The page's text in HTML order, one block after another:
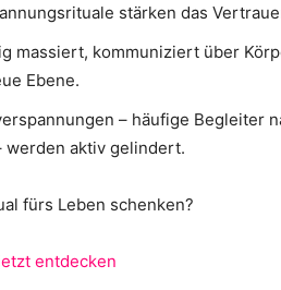
stärken das
massiert, kommuniziert über
Ebene.
– häufige Begleiter
werden aktiv gelindert.
fürs Leben schenken?
entdecken